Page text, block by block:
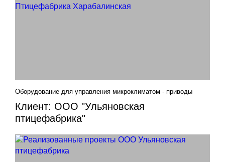
Клиент: ООО "Ульяновская
птицефабрика"
Оборудование для управления микроклиматом - приводы